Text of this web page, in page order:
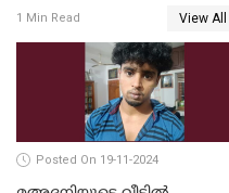
1 Min Read View All
Posted On 19-11-2024